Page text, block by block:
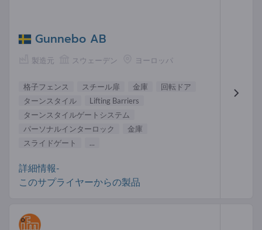
Gunnebo AB
製造元 スウェーデン ヨーロッパ
格子フェンス スチール扉 金庫
回転ドア
ターンスタイル
Lifting Barriers
ターンスタイルゲートシステム
パーソナルインターロック
金庫
スライドゲート
...
詳細情報-
このサプライヤーからの製品